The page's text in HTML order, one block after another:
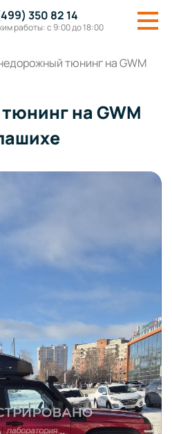
350 82 14
работы: с 9:00 до 18:00
тюнинг на GWM
на GWM